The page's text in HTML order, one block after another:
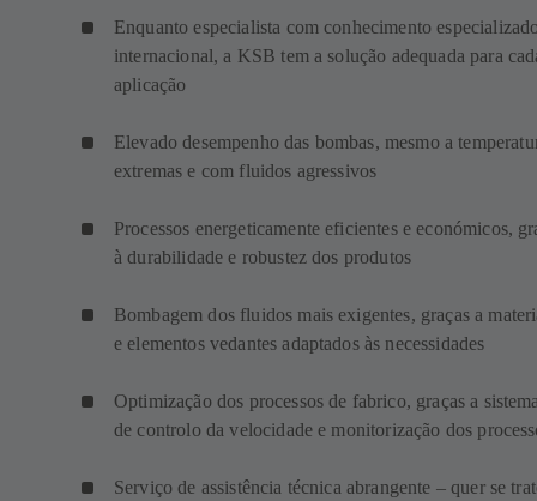
Enquanto especialista com conhecimento
internacional, a KSB tem a solução adequada para
aplicação
Elevado desempenho das bombas, mesmo a
extremas e com fluidos agressivos
Processos energeticamente eficientes e económicos,
à durabilidade e robustez dos produtos
Bombagem dos fluidos mais exigentes, graças a
e elementos vedantes adaptados às necessidades
Optimização dos processos de fabrico, graças a
de controlo da velocidade e monitorização dos
Serviço de assistência técnica abrangente – quer se